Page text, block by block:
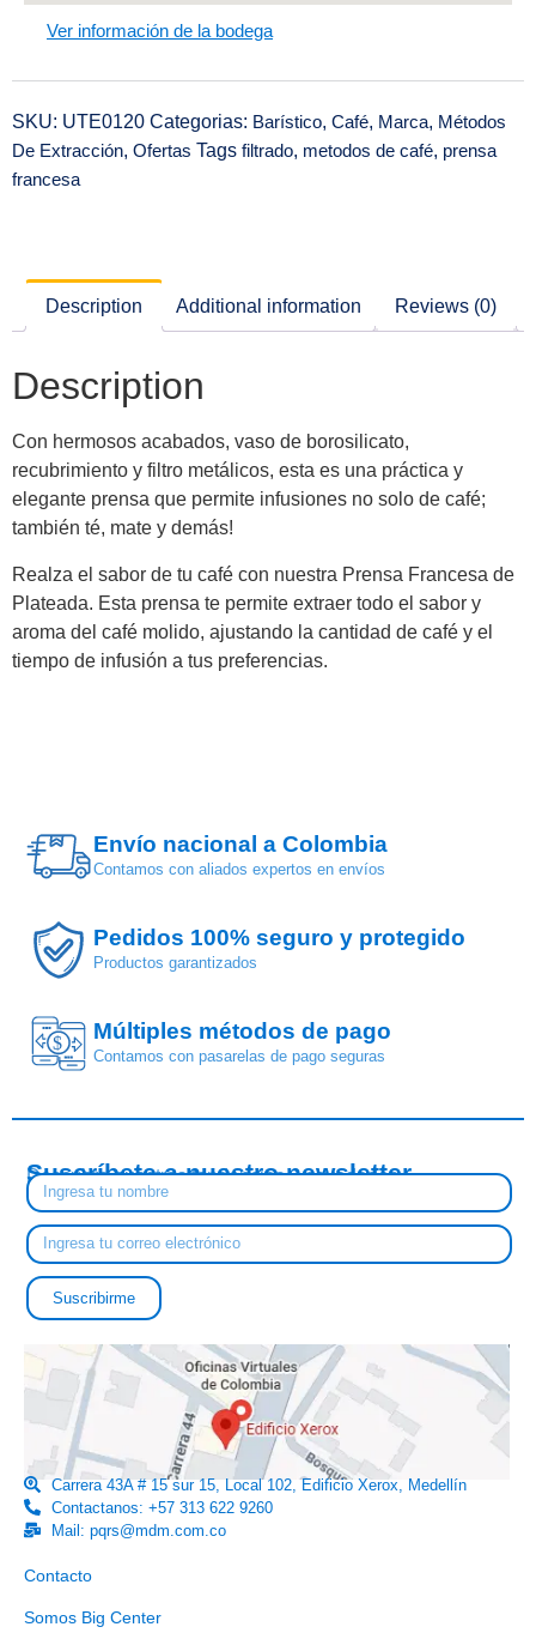
Ver información de la bodega
SKU: UTE0120 Categorias: Barístico, Café, Marca, Métodos
De Extracción, Ofertas Tags filtrado, metodos de café, prensa
francesa
Description Additional information Reviews (0)
Description
Con hermosos acabados, vaso de borosilicato,
recubrimiento y filtro metálicos, esta es una práctica y
elegante prensa que permite infusiones no solo de café;
también té, mate y demás!
Realza el sabor de tu café con nuestra Prensa Francesa de
Plateada. Esta prensa te permite extraer todo el sabor y
aroma del café molido, ajustando la cantidad de café y el
tiempo de infusión a tus preferencias.
Envío nacional a Colombia
Contamos con aliados expertos en envíos
Pedidos 100% seguro y protegido
Productos garantizados
$ Múltiples métodos de pago
Contamos con pasarelas de pago seguras
Suscríbete a nuestro newsletter
Descubre nuestras tendencias y novedades
Suscribirme
Carrera 43A # 15 sur 15, Local 102, Edificio Xerox, Medellín
Contactanos: +57 313 622 9260
Mail: pqrs@mdm.com.co
Enlaces útiles
Contacto
Somos Big Center